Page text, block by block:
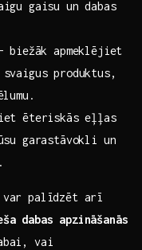
gaisu un dabas
biežāk apmeklējiet
produktus,
ēteriskās eļļas
garastāvokli un
palīdzēt arī
dabas apzināšanās
vai